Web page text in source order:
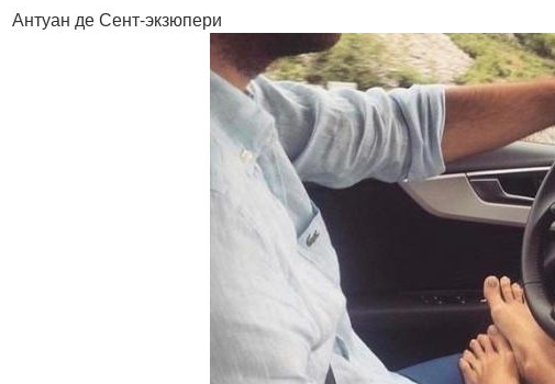
Антуан де Сент-экзюпери